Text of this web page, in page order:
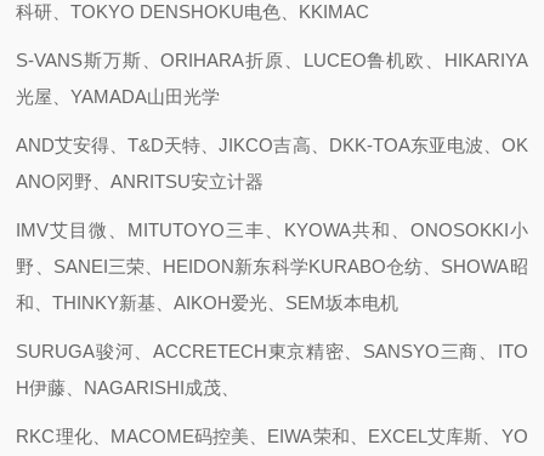
科研、TOKYO DENSHOKU电色、KKIMAC
S-VANS斯万斯、ORIHARA折原、LUCEO鲁机欧、HIKARIYA
光屋、YAMADA山田光学
AND艾安得、T&D天特、JIKCO吉高、DKK-TOA东亚电波、OK
ANO冈野、ANRITSU安立计器
IMV艾目微、MITUTOYO三丰、KYOWA共和、ONOSOKKI小
野、SANEI三荣、HEIDON新东科学KURABO仓纺、SHOWA昭
和、THINKY新基、AIKOH爱光、SEM坂本电机
SURUGA骏河、ACCRETECH東京精密、SANSYO三商、ITO
H伊藤、NAGARISHI成茂、
RKC理化、MACOME码控美、EIWA荣和、EXCEL艾库斯、YO